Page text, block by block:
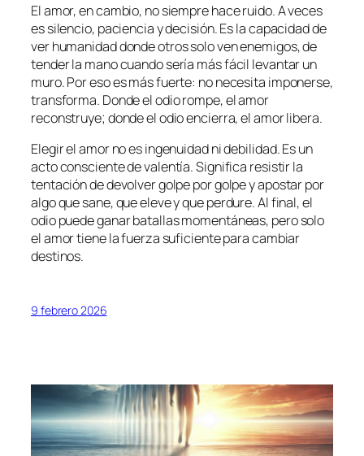
El amor, en cambio, no siempre hace ruido. A veces
es silencio, paciencia y decisión. Es la capacidad de
ver humanidad donde otros solo ven enemigos, de
tender la mano cuando sería más fácil levantar un
muro. Por eso es más fuerte: no necesita imponerse,
transforma. Donde el odio rompe, el amor
reconstruye; donde el odio encierra, el amor libera.
Elegir el amor no es ingenuidad ni debilidad. Es un
acto consciente de valentía. Significa resistir la
tentación de devolver golpe por golpe y apostar por
algo que sane, que eleve y que perdure. Al final, el
odio puede ganar batallas momentáneas, pero solo
el amor tiene la fuerza suficiente para cambiar
destinos.
9 febrero 2026